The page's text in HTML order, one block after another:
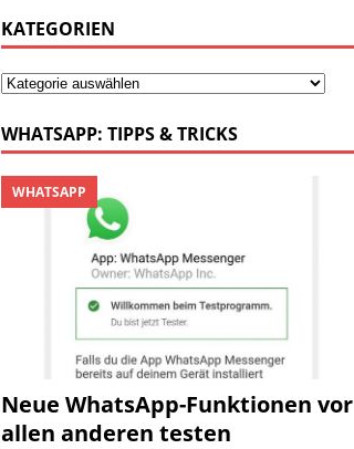
KATEGORIEN
WHATSAPP: TIPPS & TRICKS
Neue WhatsApp-Funktionen vor
allen anderen testen
WHATSAPP